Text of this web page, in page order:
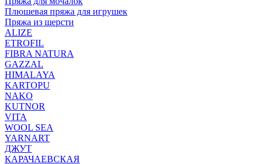
Плюшевая пряжа для игрушек
Пряжа из шерсти
ALIZE
ETROFIL
FIBRA NATURA
GAZZAL
HIMALAYA
KARTOPU
NAKO
KUTNOR
VITA
WOOL SEA
YARNART
ДЖУТ
КАРАЧАЕВСКАЯ